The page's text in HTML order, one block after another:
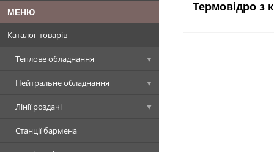
Каталог товарів
Теплове обладнання
Котли харчоварильні
Котел харчоварильний
Плити промислові
Плити стандарт
Сковороди промислові
Нейтральне обладнання
Столи, Стіл-ванни, Стіл-тумби
Столи виробничі
Стелажі виробничі
Лінії роздачі
Вітрини холодильні
Станції бармена
Термовідро з